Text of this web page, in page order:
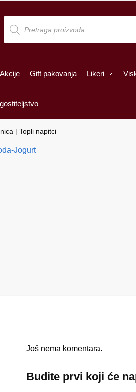
Products
search
Akcije Gift pakovanja Likeri
|Topli napitci
Još nema komentara.
Budite prvi koji će